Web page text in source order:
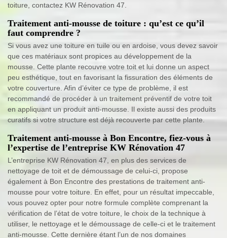
toiture, contactez KW Rénovation 47.
Traitement anti-mousse de toiture : qu’est ce qu’il
faut comprendre ?
Si vous avez une toiture en tuile ou en ardoise, vous devez savoir
que ces matériaux sont propices au développement de la
mousse. Cette plante recouvre votre toit et lui donne un aspect
peu esthétique, tout en favorisant la fissuration des éléments de
votre couverture. Afin d’éviter ce type de problème, il est
recommandé de procéder à un traitement préventif de votre toit
en appliquant un produit anti-mousse. Il existe aussi des produits
curatifs si votre structure est déjà recouverte par cette plante.
Traitement anti-mousse à Bon Encontre, fiez-vous à
l’expertise de l’entreprise KW Rénovation 47
L’entreprise KW Rénovation 47, en plus des services de
nettoyage de toit et de démoussage de celui-ci, propose
également à Bon Encontre des prestations de traitement anti-
mousse pour votre toiture. En effet, pour un résultat impeccable,
vous pouvez opter pour notre formule complète comprenant la
vérification de l’état de votre toiture, le choix de la technique à
utiliser, le nettoyage et le démoussage de celle-ci et le traitement
anti-mousse. Cette dernière étant l’un de nos domaines